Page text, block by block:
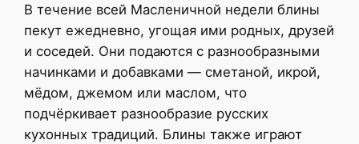
В течение всей Масленичной недели блины
пекут ежедневно, угощая ими родных, друзей
и соседей. Они подаются с разнообразными
начинками и добавками — сметаной, икрой,
мёдом, джемом или маслом, что
подчёркивает разнообразие русских
кухонных традиций. Блины также играют